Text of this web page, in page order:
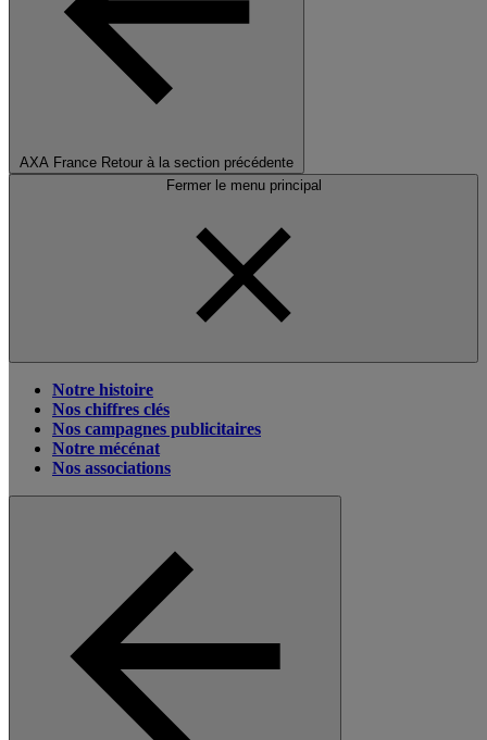
AXA France Retour à la section précédente
Fermer le menu principal
Notre histoire
Nos chiffres clés
Nos campagnes publicitaires
Notre mécénat
Nos associations